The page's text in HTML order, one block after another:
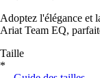
Adoptez l'élégance et
Ariat Team EQ,
Taille
*